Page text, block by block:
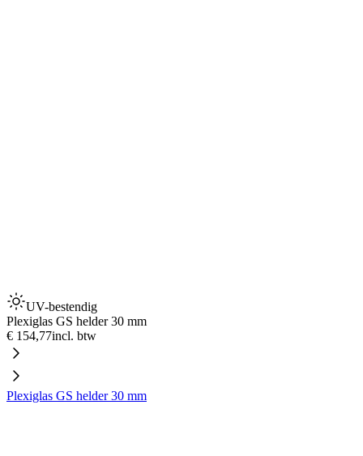
UV-bestendig
Plexiglas GS helder 30 mm
€ 154,77incl. btw
Plexiglas GS helder 30 mm